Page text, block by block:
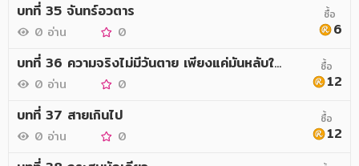
บทที่ 35 จันทร์อวตาร
0 อ่าน 0
ซื้อ
6
บทที่ 36 ความจริงไม่มีวันตาย เพียงแค่มันหลับใหลรอการถูกปลุก
0 อ่าน 0
ซื้อ
12
บทที่ 37 สายเกินไป
0 อ่าน 0
ซื้อ
12